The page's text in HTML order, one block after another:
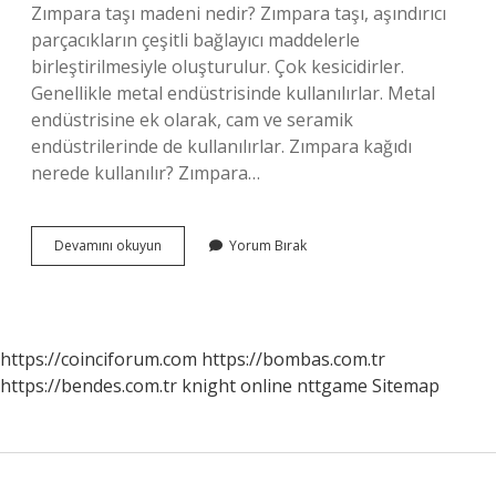
Zımpara taşı madeni nedir? Zımpara taşı, aşındırıcı
parçacıkların çeşitli bağlayıcı maddelerle
birleştirilmesiyle oluşturulur. Çok kesicidirler.
Genellikle metal endüstrisinde kullanılırlar. Metal
endüstrisine ek olarak, cam ve seramik
endüstrilerinde de kullanılırlar. Zımpara kağıdı
nerede kullanılır? Zımpara…
Devamını okuyun Zımpara
Nerede
Yorum Bırak
https://coinciforum.com https://bombas.com.tr
https://bendes.com.tr knight online nttgame Sitemap